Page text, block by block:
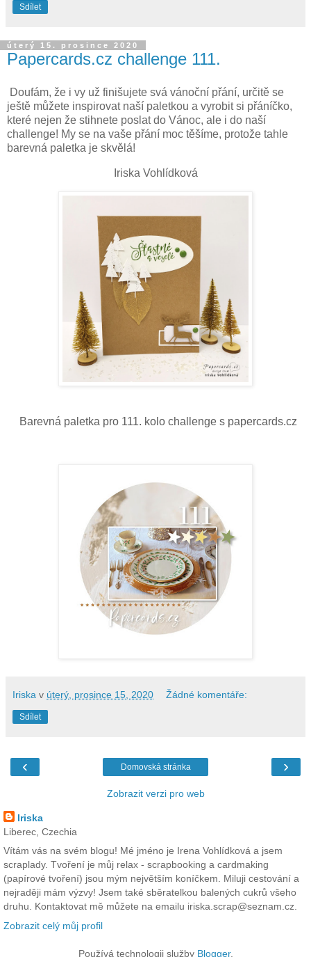
Sdílet
úterý 15. prosince 2020
Papercards.cz challenge 111.
Doufám, že i vy už finišujete svá vánoční přání, určitě se
ještě můžete inspirovat naší paletkou a vyrobit si přáníčko,
které nejen že stihnete poslat do Vánoc, ale i do naší
challenge! My se na vaše přání moc těšíme, protože tahle
barevná paletka je skvělá!
Iriska Vohlídková
Barevná paletka pro 111. kolo challenge s papercards.cz
Iriska v úterý, prosince 15, 2020 Žádné komentáře:
Sdílet
‹ ›
Domovská stránka
Zobrazit verzi pro web
Iriska
Liberec, Czechia
Vítám vás na svém blogu! Mé jméno je Irena Vohlídková a jsem
scraplady. Tvoření je můj relax - scrapbooking a cardmaking
(papírové tvoření) jsou mým největším koníčkem. Miluji cestování a
nejraději mám výzvy! Jsem také sběratelkou balených cukrů všeho
druhu. Kontaktovat mě můžete na emailu iriska.scrap@seznam.cz.
Zobrazit celý můj profil
Používá technologii služby Blogger.